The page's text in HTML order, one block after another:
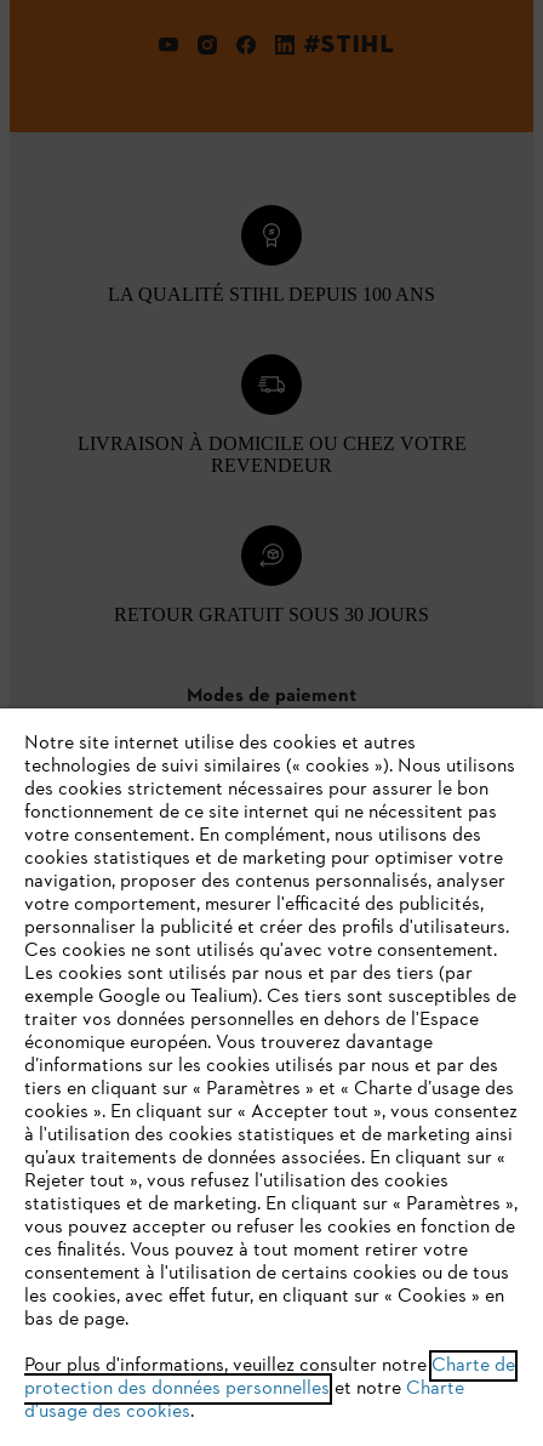
#STIHL
LA QUALITÉ STIHL DEPUIS 100 ANS
LIVRAISON À DOMICILE OU CHEZ VOTRE
REVENDEUR
RETOUR GRATUIT SOUS 30 JOURS
Modes de paiement
L'Entreprise
Questions / Réponses
Service
Conditions Générales de Vente
Politique de protection des données
Mentions légales Cookies
VOTRE NAVIGATEUR INTERNET
N'EST PLUS PRIS EN CHARGE
Vous utilisez un navigateur Internet que nous ne prenons plus
en charge, et certaines fonctionnalités de notre site ne
peuvent fonctionner correctement. Pour une utilisation
optimale de notre site, nous vous recommandons de passer à
l'un des navigateurs suivants :
Notre site internet utilise des cookies et autres
technologies de suivi similaires (« cookies »). Nous utilisons
des cookies strictement nécessaires pour assurer le bon
fonctionnement de ce site internet qui ne nécessitent pas
votre consentement. En complément, nous utilisons des
cookies statistiques et de marketing pour optimiser votre
navigation, proposer des contenus personnalisés, analyser
votre comportement, mesurer l'efficacité des publicités,
personnaliser la publicité et créer des profils d'utilisateurs.
Ces cookies ne sont utilisés qu'avec votre consentement.
Les cookies sont utilisés par nous et par des tiers (par
exemple Google ou Tealium). Ces tiers sont susceptibles de
traiter vos données personnelles en dehors de l'Espace
économique européen. Vous trouverez davantage
d’informations sur les cookies utilisés par nous et par des
tiers en cliquant sur « Paramètres » et « Charte d’usage des
cookies ». En cliquant sur « Accepter tout », vous consentez
à l'utilisation des cookies statistiques et de marketing ainsi
qu’aux traitements de données associées. En cliquant sur «
Rejeter tout », vous refusez l'utilisation des cookies
statistiques et de marketing. En cliquant sur « Paramètres »,
vous pouvez accepter ou refuser les cookies en fonction de
ces finalités. Vous pouvez à tout moment retirer votre
consentement à l'utilisation de certains cookies ou de tous
les cookies, avec effet futur, en cliquant sur « Cookies » en
bas de page.
Pour plus d'informations, veuillez consulter notre Charte de
protection des données personnelles et notre Charte
d'usage des cookies.